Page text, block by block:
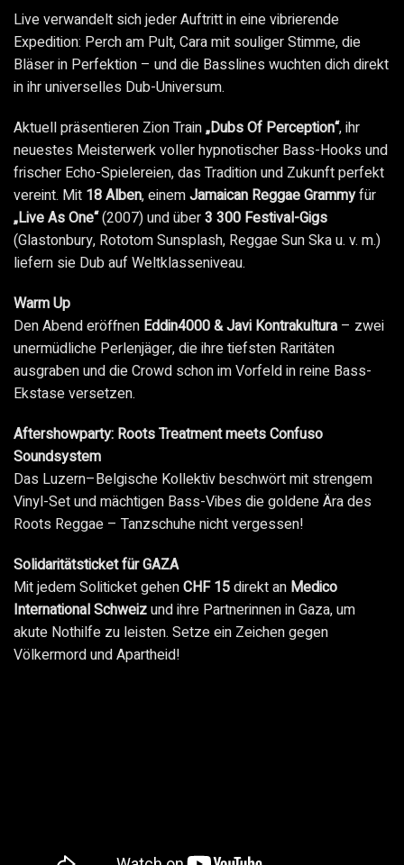
Live verwandelt sich jeder Auftritt in eine vibrierende
Expedition: Perch am Pult, Cara mit souliger Stimme, die
Bläser in Perfektion – und die Basslines wuchten dich direkt
in ihr universelles Dub-Universum.
Aktuell präsentieren Zion Train„Dubs Of Perception“, ihr
neuestes Meisterwerk voller hypnotischer Bass-Hooks und
frischer Echo-Spielereien, das Tradition und Zukunft perfekt
vereint. Mit 18 Alben, einemJamaican Reggae Grammyfür
„Live As One“(2007) und über3 300 Festival-Gigs
(Glastonbury, Rototom Sunsplash, Reggae Sun Ska u. v. m.)
liefern sie Dub auf Weltklasseniveau.
Warm Up
Den Abend eröffnen Eddin4000 & Javi Kontrakultura – zwei
unermüdliche Perlenjäger, die ihre tiefsten Raritäten
ausgraben und die Crowd schon im Vorfeld in reine Bass-
Ekstase versetzen.
Aftershowparty: Roots Treatment meets Confuso
Soundsystem
Das Luzern–Belgische Kollektiv beschwört mit strengem
Vinyl-Set und mächtigen Bass-Vibes die goldene Ära des
Roots Reggae – Tanzschuhe nicht vergessen!
Solidaritätsticket für GAZA
Mit jedem Soliticket gehenCHF 15direkt an Medico
International Schweizund ihre Partnerinnen in Gaza, um
akute Nothilfe zu leisten. Setze ein Zeichen gegen
Völkermord und Apartheid!